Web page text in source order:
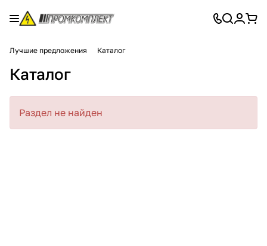
Лучшие предложения Каталог
Каталог
Раздел не найден